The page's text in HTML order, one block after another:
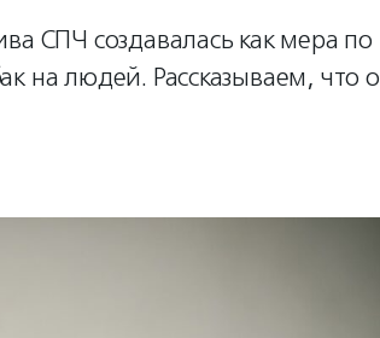
СПЧ создавалась как мера по
на людей. Рассказываем, что о